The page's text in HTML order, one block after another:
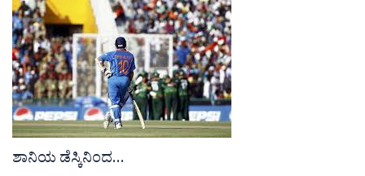
ಶಾನಿಯ ಡೆಸ್ಕಿನಿಂದ…